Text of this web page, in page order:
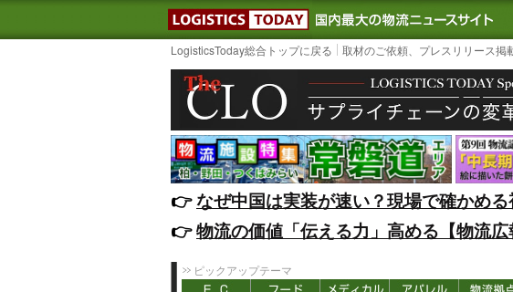
LOGISTICS TODAY｜国内最
LogisticsToday総合トップに戻る 取材のご依頼、プレスリリース掲
👉️なぜ中国は実装が速い？現場で確かめ
👉️物流の価値「伝える力」高める【物流
ピックアップテーマ